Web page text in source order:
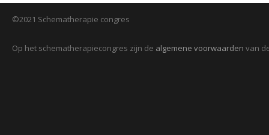
©2021 Schematherapie congres
Op het schematherapiecongres zijn de algemene voorwaarden van